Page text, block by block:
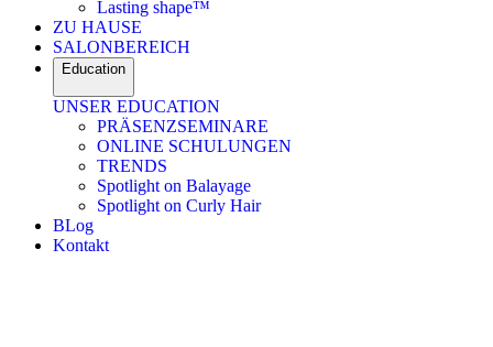
Lasting shape™
ZU HAUSE
SALONBEREICH
Education
UNSER EDUCATION
PRÄSENZSEMINARE
ONLINE SCHULUNGEN
TRENDS
Spotlight on Balayage
Spotlight on Curly Hair
BLog
Kontakt